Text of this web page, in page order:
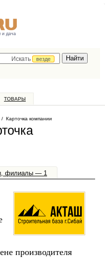
и дача
Искать
везде
ТОВАРЫ
/ Карточка компании
филиалы — 1
производителя